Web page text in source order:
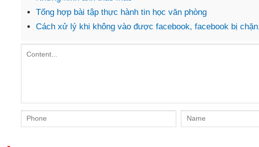
Tổng hợp bài tập thực hành tin học văn phòng
Cách xử lý khi không vào được facebook, facebook bị